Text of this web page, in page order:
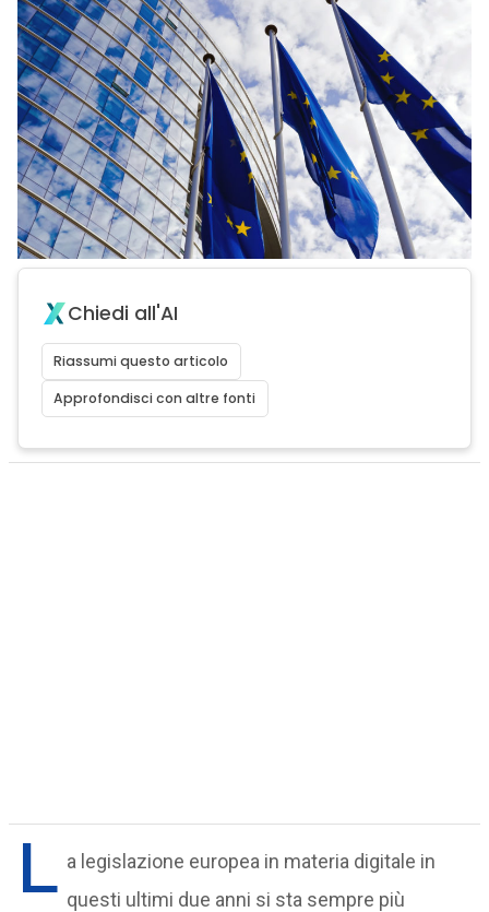
Chiedi all'AI
Riassumi questo articolo
Approfondisci con altre fonti
L a legislazione europea in materia digitale in
questi ultimi due anni si sta sempre più